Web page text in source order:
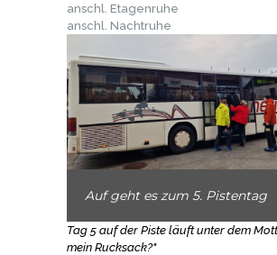
anschl. Etagenruhe
anschl. Nachtruhe
Auf geht es zum 5. Pistentag
Tag 5 auf der Piste läuft unter dem
mein Rucksack?"